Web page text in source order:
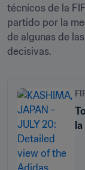
técnicos de la
partido por la
de algunas de
decisivas.